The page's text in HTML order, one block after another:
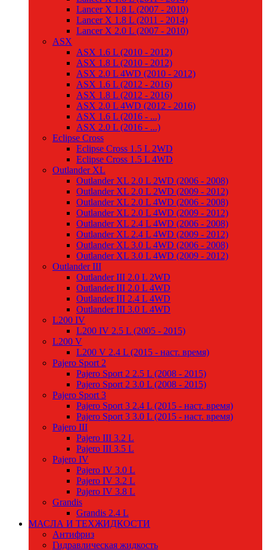
Lancer X 1.8 L (2007 - 2010)
Lancer X 1.8 L (2011 - 2014)
Lancer X 2.0 L (2007 - 2010)
ASX
ASX 1.6 L (2010 - 2012)
ASX 1.8 L (2010 - 2012)
ASX 2.0 L 4WD (2010 - 2012)
ASX 1.6 L (2012 - 2016)
ASX 1.8 L (2012 - 2016)
ASX 2.0 L 4WD (2012 - 2016)
ASX 1.6 L (2016 - ...)
ASX 2.0 L (2016 - ...)
Eclipse Cross
Eclipse Cross 1.5 L 2WD
Eclipse Cross 1.5 L 4WD
Outlander XL
Outlander XL 2.0 L 2WD (2006 - 2008)
Outlander XL 2.0 L 2WD (2009 - 2012)
Outlander XL 2.0 L 4WD (2006 - 2008)
Outlander XL 2.0 L 4WD (2009 - 2012)
Outlander XL 2.4 L 4WD (2006 - 2008)
Outlander XL 2.4 L 4WD (2009 - 2012)
Outlander XL 3.0 L 4WD (2006 - 2008)
Outlander XL 3.0 L 4WD (2009 - 2012)
Outlander III
Outlander III 2.0 L 2WD
Outlander III 2.0 L 4WD
Outlander III 2.4 L 4WD
Outlander III 3.0 L 4WD
L200 IV
L200 IV 2.5 L (2005 - 2015)
L200 V
L200 V 2.4 L (2015 - наст. время)
Pajero Sport 2
Pajero Sport 2 2.5 L (2008 - 2015)
Pajero Sport 2 3.0 L (2008 - 2015)
Pajero Sport 3
Pajero Sport 3 2.4 L (2015 - наст. время)
Pajero Sport 3 3.0 L (2015 - наст. время)
Pajero III
Pajero III 3.2 L
Pajero III 3.5 L
Pajero IV
Pajero IV 3.0 L
Pajero IV 3.2 L
Pajero IV 3.8 L
Grandis
Grandis 2.4 L
МАСЛА И ТЕХЖИДКОСТИ
Антифриз
Гидравлическая жидкость